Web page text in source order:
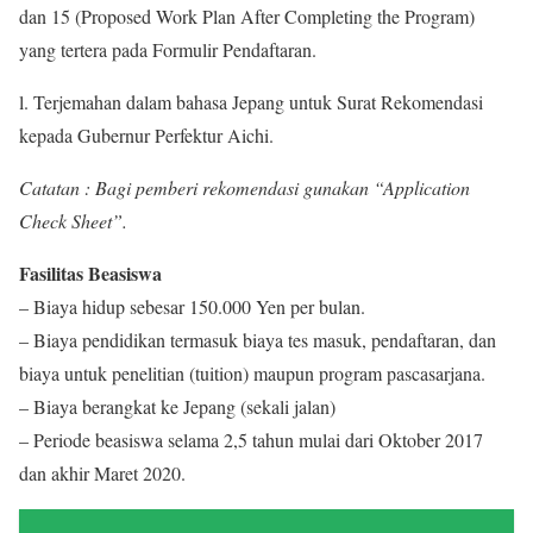
dan 15 (Proposed Work Plan After Completing the Program)
yang tertera pada Formulir Pendaftaran.
l. Terjemahan dalam bahasa Jepang untuk Surat Rekomendasi
kepada Gubernur Perfektur Aichi.
Catatan : Bagi pemberi rekomendasi gunakan “Application
Check Sheet”.
Fasilitas Beasiswa
– Biaya hidup sebesar 150.000 Yen per bulan.
– Biaya pendidikan termasuk biaya tes masuk, pendaftaran, dan
biaya untuk penelitian (tuition) maupun program pascasarjana.
– Biaya berangkat ke Jepang (sekali jalan)
– Periode beasiswa selama 2,5 tahun mulai dari Oktober 2017
dan akhir Maret 2020.